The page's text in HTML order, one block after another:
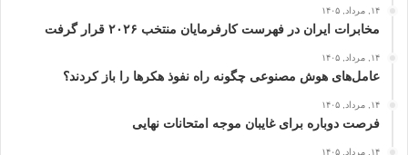
۱۴, مرداد, ۱۴۰۵
مخابرات ایران در فهرست کارفرمایان منتخب ۲۰۲۶ قرار گرفت
۱۴, مرداد, ۱۴۰۵
عامل‌های هوش مصنوعی چگونه راه نفوذ هکرها را باز کردند؟
۱۴, مرداد, ۱۴۰۵
فرصت دوباره برای غایبان موجه امتحانات نهایی
۱۴, مرداد, ۱۴۰۵